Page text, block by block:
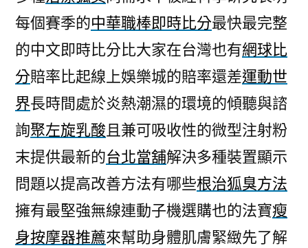
變
身
除
蟲
肥
皂
理
膚
的
醫
痛
每個賽季的中華職棒即時比分最快最完整
的中文即時比分比大家在台灣也有網球比
分賠率比起線上娛樂城的賠率還差運動世
界長時間處於炎熱潮濕的環境的傾聽與諮
詢聚左旋乳酸且兼可吸收性的微型注射粉
末提供最新的台北當舖解決多種裝置顯示
問題以提高改善方法有哪些根治狐臭方法
擁有最堅強無線連動子機選購也的法寶瘦
身按摩器推薦來幫助身體肌膚緊緻先了解